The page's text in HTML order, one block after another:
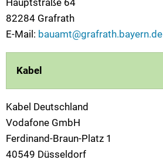
82284 Grafrath
E-Mail: bauamt@grafrath.bayern.de
Kabel
Kabel Deutschland
Vodafone GmbH
Ferdinand-Braun-Platz 1
40549 Düsseldorf